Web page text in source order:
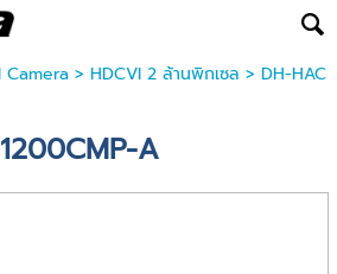
Camera> HDCVI 2 ล้านพิกเซล > DH-HAC
A